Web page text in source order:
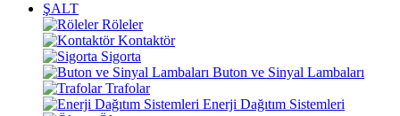
ŞALT
Röleler
Kontaktör
Sigorta
Buton ve Sinyal Lambaları
Trafolar
Enerji Dağıtım Sistemleri